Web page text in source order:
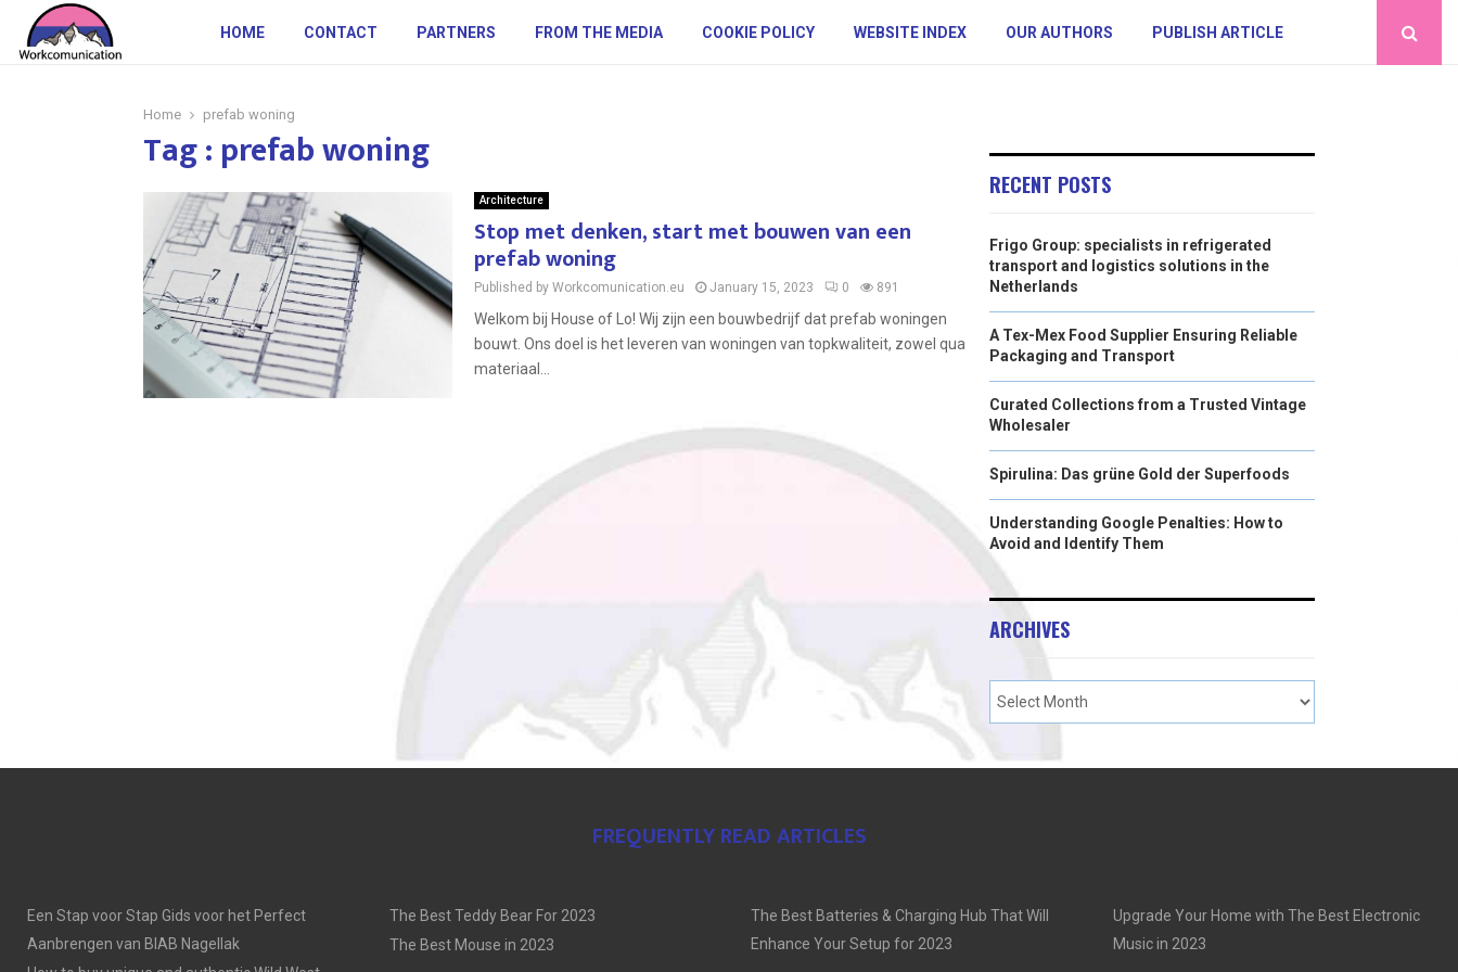
HOME CONTACT PARTNERS FROM THE MEDIA COOKIE POLICY WEBSITE INDEX OUR AUTHORS PUBLISH ARTICLE
Home prefab woning
Tag : prefab woning
Architecture
Stop met denken, start met bouwen van een
prefab woning
Published by Workcomunication.eu January 15, 2023 0 891
Welkom bij House of Lo! Wij zijn een bouwbedrijf dat prefab woningen
bouwt. Ons doel is het leveren van woningen van topkwaliteit, zowel qua
materiaal...
RECENT POSTS
Frigo Group: specialists in refrigerated
transport and logistics solutions in the
Netherlands
A Tex-Mex Food Supplier Ensuring Reliable
Packaging and Transport
Curated Collections from a Trusted Vintage
Wholesaler
Spirulina: Das grüne Gold der Superfoods
Understanding Google Penalties: How to
Avoid and Identify Them
ARCHIVES
FREQUENTLY READ ARTICLES
Een Stap voor Stap Gids voor het Perfect
Aanbrengen van BIAB Nagellak
The Best Teddy Bear For 2023
The Best Mouse in 2023
The Best Batteries & Charging Hub That Will
Enhance Your Setup for 2023
Upgrade Your Home with The Best Electronic
Music in 2023